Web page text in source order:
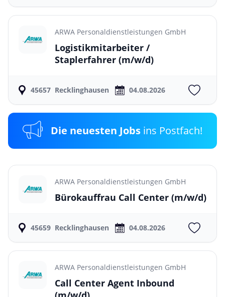
ARWA Personaldienstleistungen GmbH
Logistikmitarbeiter /
Staplerfahrer (m/w/d)
45657 Recklinghausen 04.08.2026
Die neuesten Jobs ins Postfach!
ARWA Personaldienstleistungen GmbH
Bürokauffrau Call Center (m/w/d)
45659 Recklinghausen 04.08.2026
ARWA Personaldienstleistungen GmbH
Call Center Agent Inbound